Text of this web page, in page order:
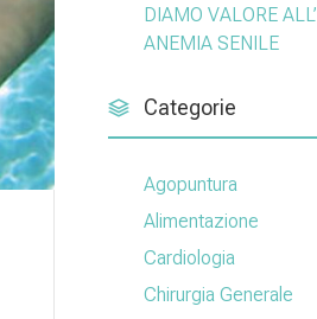
DIAMO VALORE ALL’
ANEMIA SENILE
Categorie
Agopuntura
Alimentazione
Cardiologia
Chirurgia Generale